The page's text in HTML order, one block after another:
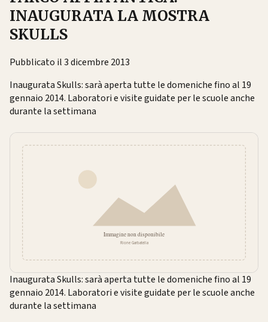
INAUGURATA LA MOSTRA
SKULLS
Pubblicato il 3 dicembre 2013
Inaugurata Skulls: sarà aperta tutte le domeniche fino al 19
gennaio 2014. Laboratori e visite guidate per le scuole anche
durante la settimana
Inaugurata Skulls: sarà aperta tutte le domeniche fino al 19
gennaio 2014. Laboratori e visite guidate per le scuole anche
durante la settimana